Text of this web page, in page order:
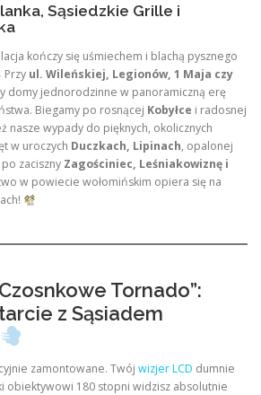
Sąsiedzkie Grille i
kończy się uśmiechem i blachą pysznego
Przy ul. Wileńskiej, Legionów, 1 Maja czy
domy jednorodzinne w panoramiczną erę
Biegamy po rosnącej Kobyłce i radosnej
nasze wypady do pięknych, okolicznych
w uroczych Duczkach, Lipinach, opalonej
po zaciszny Zagościniec, Leśniakowiznę i
w powiecie wołomińskim opiera się na
Tornado”:
z Sąsiadem
zamontowane. Twój wizjer LCD dumnie
obiektywowi 180 stopni widzisz absolutnie